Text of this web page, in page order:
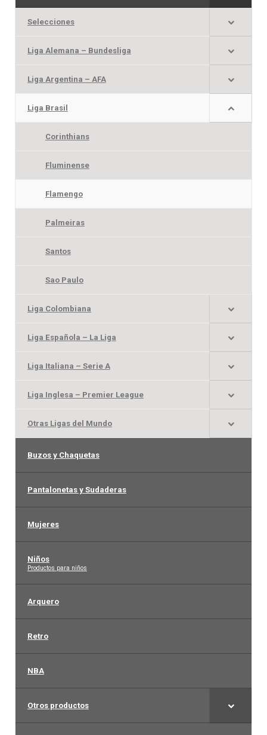
Selecciones
Liga Alemana – Bundesliga
Liga Argentina – AFA
Liga Brasil
Corinthians
Fluminense
Flamengo
Palmeiras
Santos
Sao Paulo
Liga Colombiana
Liga Española – La Liga
Liga Italiana – Serie A
Liga Inglesa – Premier League
Otras Ligas del Mundo
Buzos y Chaquetas
Pantalonetas y Sudaderas
Mujeres
Niños
–
Productos para niños
Arquero
Retro
NBA
Otros productos